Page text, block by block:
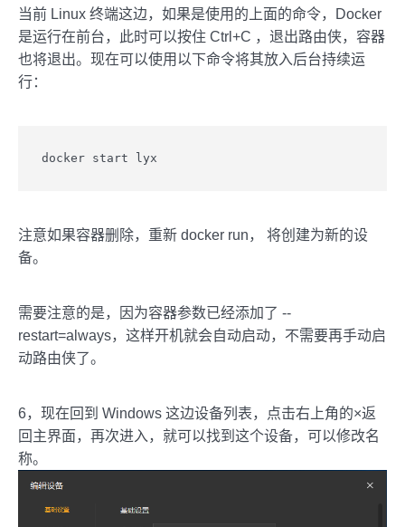
当前 Linux 终端这边，如果是使用的上面的命令，Docker
是运行在前台，此时可以按住 Ctrl+C ，退出路由侠，容器
也将退出。现在可以使用以下命令将其放入后台持续运
行：
docker start lyx
注意如果容器删除，重新 docker run， 将创建为新的设
备。
需要注意的是，因为容器参数已经添加了 --
restart=always，这样开机就会自动启动，不需要再手动启
动路由侠了。
6，现在回到 Windows 这边设备列表，点击右上角的×返
回主界面，再次进入，就可以找到这个设备，可以修改名
称。